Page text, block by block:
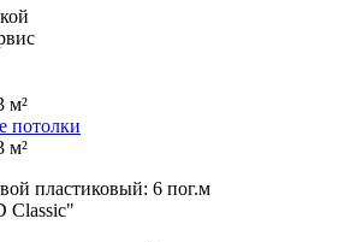
м²
м²
пластиковый: 6 пог.м
Classic"